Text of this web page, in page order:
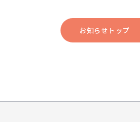
お知らせトップ